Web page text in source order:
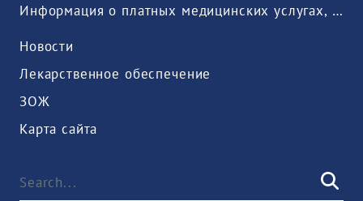
Информация о платных медицинских услугах, предоставляемых медицинской организацией
Новости
Лекарственное обеспечение
ЗОЖ
Карта сайта